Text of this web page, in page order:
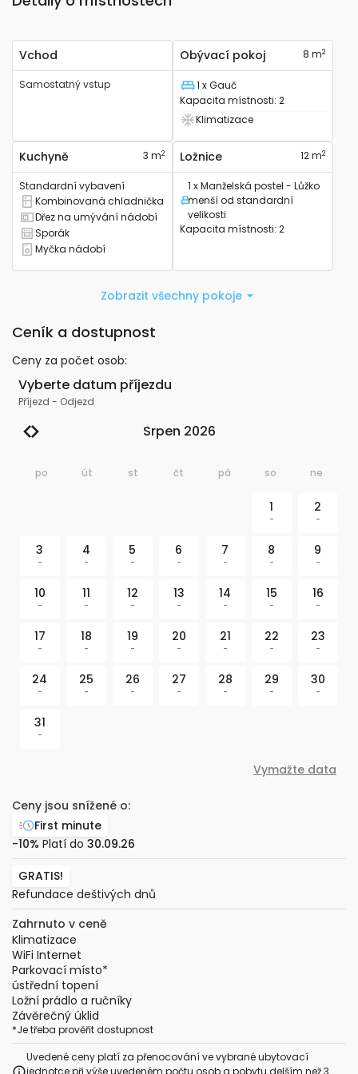
Vchod
Samostatný vstup
Obývací pokoj 8 m2
Lůžko1 x Gauč
Kapacita místnosti: 2
Má klimatizaci
Klimatizace
Kuchyně 3 m2
Standardní vybavení
Má kombinovanou lednici
Kombinovaná chladnička
Má kuchyňský dřez
Dřez na umývání nádobí
Má sporák
Sporák
Má myčku nádobí
Myčka nádobí
Ložnice 12 m2
Lůžko
1 x Manželská postel - Lůžko
menší od standardní
velikosti
Kapacita místnosti: 2
Zobrazit všechny pokoje
Ceník a dostupnost
Ceny za počet osob:
Vyberte datum příjezdu
Příjezd - Odjezd
Srpen 2026
po út st čt pá so ne
1
-
2
-
3
-
4
-
5
-
6
-
7
-
8
-
9
-
10
-
11
-
12
-
13
-
14
-
15
-
16
-
17
-
18
-
19
-
20
-
21
-
22
-
23
-
24
-
25
-
26
-
27
-
28
-
29
-
30
-
31
-
Vymažte data
Ceny jsou snížené o:
First minute
-10% Platí do 30.09.26
GRATIS!
Refundace deštivých dnů
Zahrnuto v ceně
Klimatizace
WiFi Internet
Parkovací místo*
ústřední topení
Ložní prádlo a ručníky
Závěrečný úklid
*Je třeba prověřit dostupnost
Uvedené ceny platí za přenocování ve vybrané ubytovací
jednotce při výše uvedeném počtu osob a pobytu delším než 3